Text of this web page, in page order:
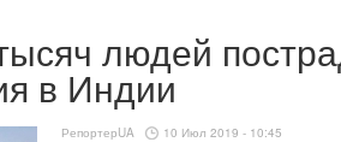
людей
в Индии
РепортерUA 10 Июл 2019 - 10:45